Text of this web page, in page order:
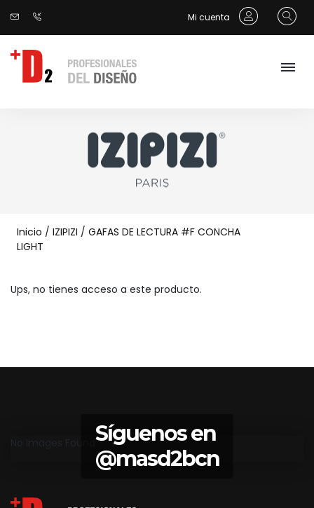
Mi cuenta
Inicio / IZIPIZI / GAFAS DE LECTURA #F CONCHA
LIGHT
Ups, no tienes acceso a este producto.
Síguenos en
@masd2bcn